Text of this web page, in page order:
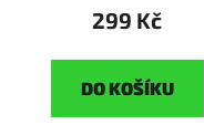
299 Kč
DO KOŠÍKU